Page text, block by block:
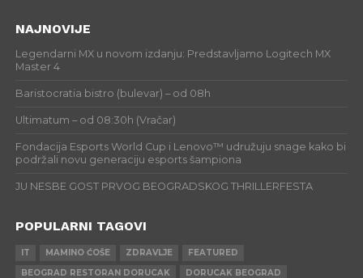
NAJNOVIJE
Legendarni MX u novom izdanju: Predstavljamo Logitech MX
Master 4
Baristocratia bistro (bulevar) – od 08h
Ultimatum – od 08:30h (Vračar)
Fondacija Esports World Cup i Lenovo™ udružuju snage kako bi
podržali novu generaciju esports šampiona
JU NESBE GOST PRVOG BEOGRADSKOG THRILLERFESTA
POPULARNI TAGOVI
IT MAMINO ĆOŠE ZDRAVLJE
FEATURED
BEOGRAD RESTORAN DORUCAK
DORUCAK BEOGRAD